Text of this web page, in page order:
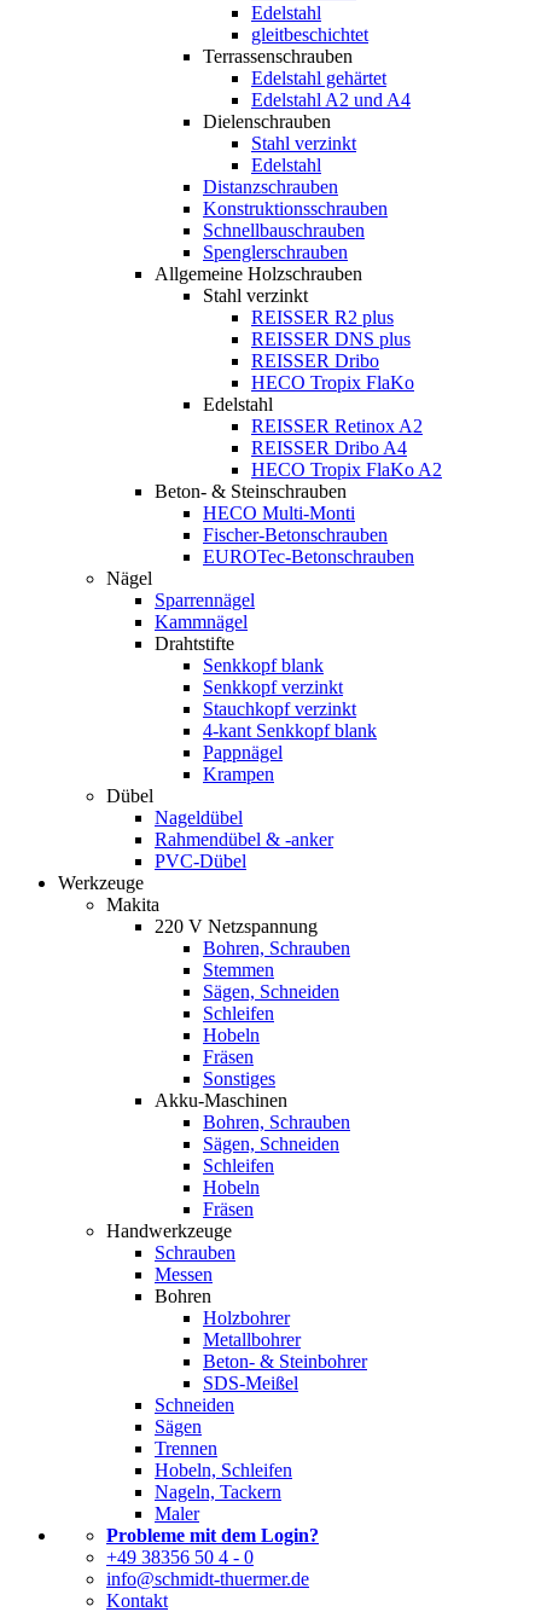
Edelstahl
gleitbeschichtet
Terrassenschrauben
Edelstahl gehärtet
Edelstahl A2 und A4
Dielenschrauben
Stahl verzinkt
Edelstahl
Distanzschrauben
Konstruktionsschrauben
Schnellbauschrauben
Spenglerschrauben
Allgemeine Holzschrauben
Stahl verzinkt
REISSER R2 plus
REISSER DNS plus
REISSER Dribo
HECO Tropix FlaKo
Edelstahl
REISSER Retinox A2
REISSER Dribo A4
HECO Tropix FlaKo A2
Beton- & Steinschrauben
HECO Multi-Monti
Fischer-Betonschrauben
EUROTec-Betonschrauben
Nägel
Sparrennägel
Kammnägel
Drahtstifte
Senkkopf blank
Senkkopf verzinkt
Stauchkopf verzinkt
4-kant Senkkopf blank
Pappnägel
Krampen
Dübel
Nageldübel
Rahmendübel & -anker
PVC-Dübel
Werkzeuge
Makita
220 V Netzspannung
Bohren, Schrauben
Stemmen
Sägen, Schneiden
Schleifen
Hobeln
Fräsen
Sonstiges
Akku-Maschinen
Bohren, Schrauben
Sägen, Schneiden
Schleifen
Hobeln
Fräsen
Handwerkzeuge
Schrauben
Messen
Bohren
Holzbohrer
Metallbohrer
Beton- & Steinbohrer
SDS-Meißel
Schneiden
Sägen
Trennen
Hobeln, Schleifen
Nageln, Tackern
Maler
Probleme mit dem Login?
+49 38356 50 4 - 0
info@schmidt-thuermer.de
Kontakt